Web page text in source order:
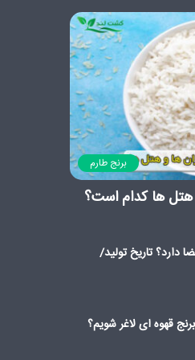
برنج طارم
هتل ها کدام است؟
دارد؟ تاریخ تولید/
قهوه ای لاغر شویم؟